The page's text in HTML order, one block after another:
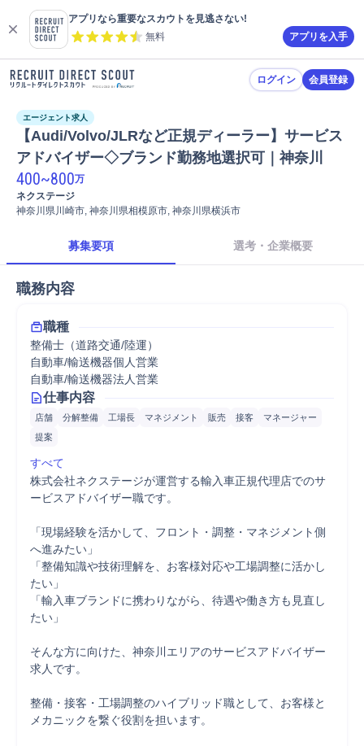
アプリなら重要なスカウトを見逃さない!
無料
アプリを入手
ログイン 会員登録
エージェント求人
【Audi/Volvo/JLRなど正規ディーラー】サービス
アドバイザー◇ブランド勤務地選択可｜神奈川
400~800万
ネクステージ
神奈川県川崎市, 神奈川県相模原市, 神奈川県横浜市
募集要項 選考・企業概要
職務内容
職種
整備士（道路交通/陸運）
自動車/輸送機器個人営業
自動車/輸送機器法人営業
仕事内容
店舗 分解整備 工場長 マネジメント 販売 接客
マネージャー
提案
すべて
株式会社ネクステージが運営する輸入車正規代理店でのサ
ービスアドバイザー職です。
「現場経験を活かして、フロント・調整・マネジメント側
へ進みたい」
「整備知識や技術理解を、お客様対応や工場調整に活かし
たい」
「輸入車ブランドに携わりながら、待遇や働き方も見直し
たい」
そんな方に向けた、神奈川エリアのサービスアドバイザー
求人です。
整備・接客・工場調整のハイブリッド職として、お客様と
メカニックを繋ぐ役割を担います。